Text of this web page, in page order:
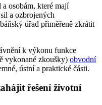
osobám, které mají
a ozbrojených
úřad přiměřeně zkrátit
k výkonu funkce
vykonané zkoušky) obvodní
ústní a praktické části.
řešení životní